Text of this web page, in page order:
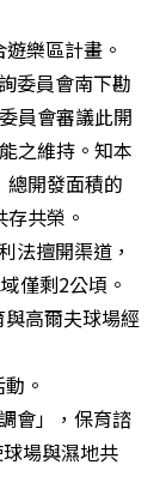
樂區計畫。
委員會南下勘
員會審議此開
之維持。知本
開發面積的
共榮。
法擅開渠道，
僅剩2公頃。
高爾夫球場經
。
會」，保育諮
場與濕地共